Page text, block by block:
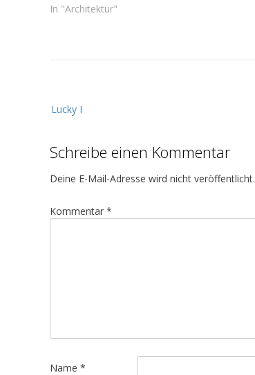
In "Architektur"
e
t
r
g
g
t
Lucky I
Schreibe einen Kommentar
Deine E-Mail-Adresse wird nicht veröffentlicht.
Kommentar *
Name *